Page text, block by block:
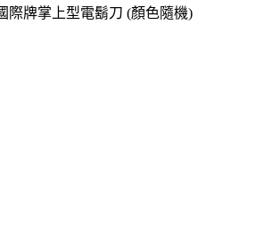
際牌掌上型電鬍刀 (顏色隨機)